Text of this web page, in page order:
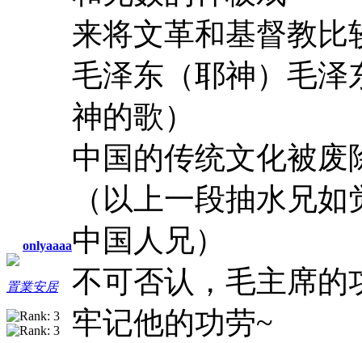
onlyaaaa
置業安居
来将文革和基督教比
毛泽东（耶神）毛泽
神的歌）
中国的传统文化被
（以上一段抽水兄
中国人兄）
不可否认，毛主席的
牢记他的功劳~